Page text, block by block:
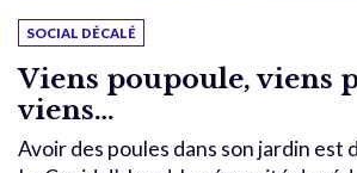
SOCIAL DÉCALÉ
Viens poupoule, viens
viens…
Avoir des poules dans son jardin est